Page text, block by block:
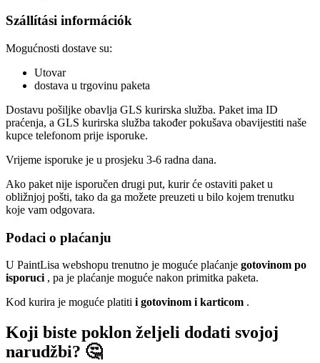
Szállítási információk
Mogućnosti dostave su:
Utovar
dostava u trgovinu paketa
Dostavu pošiljke obavlja GLS kurirska služba. Paket ima ID
praćenja, a GLS kurirska služba također pokušava obavijestiti naše
kupce telefonom prije isporuke.
Vrijeme isporuke je u prosjeku 3-6 radna dana.
Ako paket nije isporučen drugi put, kurir će ostaviti paket u
obližnjoj pošti, tako da ga možete preuzeti u bilo kojem trenutku
koje vam odgovara.
Podaci o plaćanju
U PaintLisa webshopu trenutno je moguće plaćanje gotovinom po
isporuci , pa je plaćanje moguće nakon primitka paketa.
Kod kurira je moguće platiti i gotovinom i karticom .
Koji biste poklon željeli dodati svojoj
narudžbi? 🤔